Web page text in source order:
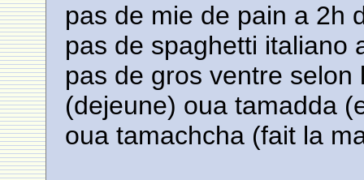
pas de mie de pain a 2h
pas de spaghetti italiano
pas de gros ventre
(dejeune) oua tamadda
oua tamachcha (fait la